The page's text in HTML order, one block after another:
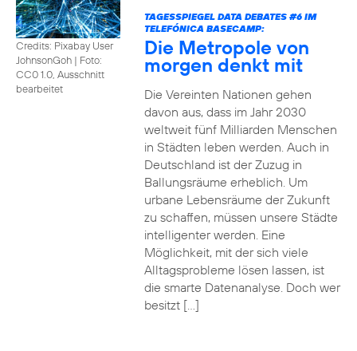
Credits: Pixabay User
JohnsonGoh | Foto:
CC0 1.0, Ausschnitt
bearbeitet
TAGESSPIEGEL DATA DEBATES #6IM
TELEFÓNICA BASECAMP:
Die Metropole von
morgen denkt mit
Die Vereinten Nationen gehen
davon aus, dass im Jahr 2030
weltweit fünf Milliarden Menschen
in Städten leben werden. Auch in
Deutschland ist der Zuzug in
Ballungsräume erheblich. Um
urbane Lebensräume der Zukunft
zu schaffen, müssen unsere Städte
intelligenter werden. Eine
Möglichkeit, mit der sich viele
Alltagsprobleme lösen lassen, ist
die smarte Datenanalyse. Doch wer
besitzt […]